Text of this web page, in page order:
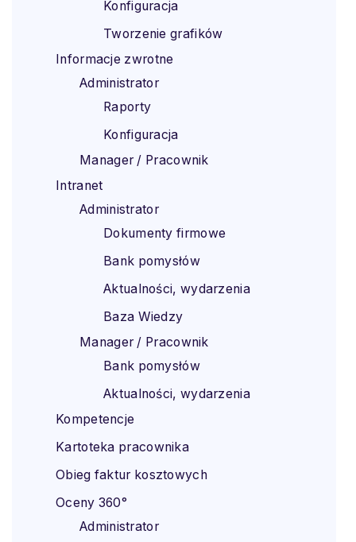
Konfiguracja
Tworzenie grafików
Informacje zwrotne
Administrator
Raporty
Konfiguracja
Manager / Pracownik
Intranet
Administrator
Dokumenty firmowe
Bank pomysłów
Aktualności, wydarzenia
Baza Wiedzy
Manager / Pracownik
Bank pomysłów
Aktualności, wydarzenia
Kompetencje
Kartoteka pracownika
Obieg faktur kosztowych
Oceny 360°
Administrator